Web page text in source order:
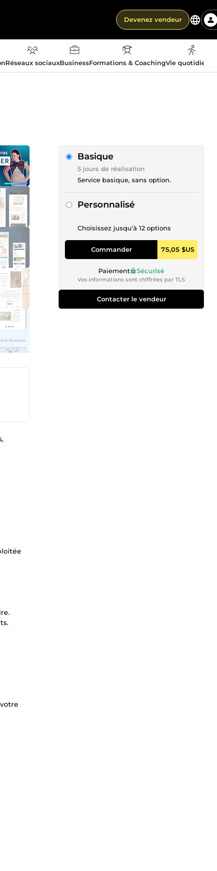
Devenez vendeur
Réseaux sociauxBusinessFormations & CoachingVie
Basique
5 jours de réalisation
Service basique, sans option.
Personnalisé
Choisissez jusqu’à 12 options
Commander 75,05 $US
Paiement Sécurisé
Vos informations sont chiffrées par TLS
Contacter le vendeur